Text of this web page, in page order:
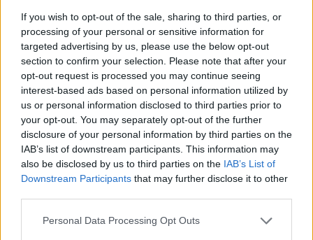
If you wish to opt-out of the sale, sharing to third parties, or
processing of your personal or sensitive information for
targeted advertising by us, please use the below opt-out
section to confirm your selection. Please note that after your
opt-out request is processed you may continue seeing
interest-based ads based on personal information utilized by
us or personal information disclosed to third parties prior to
your opt-out. You may separately opt-out of the further
disclosure of your personal information by third parties on the
IAB’s list of downstream participants. This information may
also be disclosed by us to third parties on the IAB’s List of
Downstream Participants that may further disclose it to other
Please note that this website/app uses one or more Google
Personal Data Processing Opt Outs
Van egy kedvcsináló kép is a bejegyzés mellé, ami pedig
arra utal, hogy lila színben is érkezhet a OnePlus 6. A